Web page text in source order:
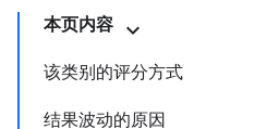
本页内容
该类别的评分方式
结果波动的原因